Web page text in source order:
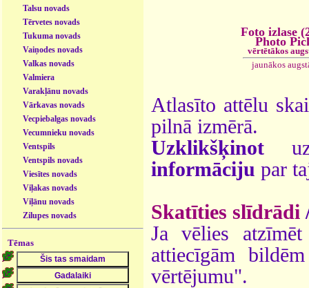
Talsu novads
Tērvetes novads
Tukuma novads
Vaiņodes novads
Valkas novads
Valmiera
Varakļānu novads
Vārkavas novads
Vecpiebalgas novads
Vecumnieku novads
Ventspils
Ventspils novads
Viesītes novads
Viļakas novads
Viļānu novads
Zilupes novads
Tēmas
Foto izlase
Photo
vērtētākos
jaunākos
Atlasīto attēlu
pilnā izmērā.
Uzklikšķinot
informāciju par
Skatīties slīdrādi
Ja vēlies
attiecīgām
vērtējumu".